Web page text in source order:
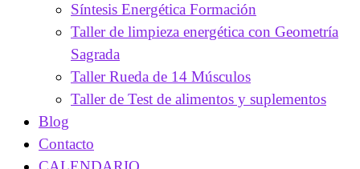
Síntesis Energética Formación
Taller de limpieza energética con Geometría
Sagrada
Taller Rueda de 14 Músculos
Taller de Test de alimentos y suplementos
Blog
Contacto